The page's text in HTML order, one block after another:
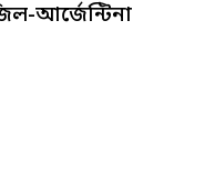
আর্জেন্টিনা